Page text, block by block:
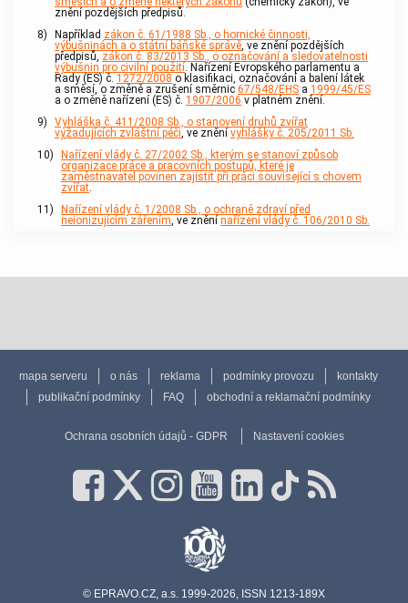
znění pozdějších předpisů.
8)
Například zákon č. 61/1988 Sb., o hornické činnosti,
výbušninách a o státní báňské správě, ve znění pozdějších
předpisů, zákon č. 83/2013 Sb., o označování a sledovatelnosti
výbušnin pro civilní použití. Nařízení Evropského parlamentu a
Rady (ES) č. 1272/2008 o klasifikaci, označování a balení látek
a směsí, o změně a zrušení směrnic 67/548/EHS a 1999/45/ES
a o změně nařízení (ES) č. 1907/2006 v platném znění.
9)
Vyhláška č. 411/2008 Sb., o stanovení druhů zvířat
vyžadujících zvláštní péči, ve znění vyhlášky č. 205/2011 Sb.
10)
Nařízení vlády č. 27/2002 Sb., kterým se stanoví způsob
organizace práce a pracovních postupů, které je
zaměstnavatel povinen zajistit při práci související s chovem
zvířat.
11)
Nařízení vlády č. 1/2008 Sb., o ochraně zdraví před
neionizujícím zářením, ve znění nařízení vlády č. 106/2010 Sb.
mapa serveru o nás reklama podmínky provozu
kontakty
publikační podmínky
FAQ obchodní a reklamační podmínky
Ochrana osobních údajů - GDPR Nastavení cookies
© EPRAVO.CZ, a.s. 1999-2026, ISSN 1213-189X